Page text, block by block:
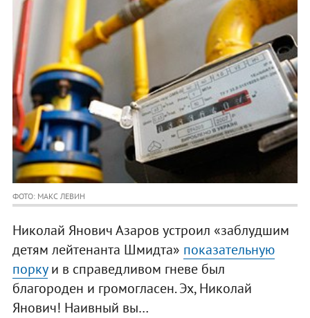
ФОТО: МАКС ЛЕВИН
Николай Янович Азаров устроил «заблудшим
детям лейтенанта Шмидта» показательную
поркуи в справедливом гневе был
благороден и громогласен. Эх, Николай
Янович! Наивный вы…